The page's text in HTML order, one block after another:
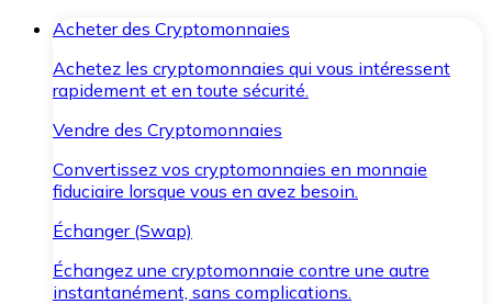
Acheter des Cryptomonnaies
Achetez les cryptomonnaies qui vous intéressent
rapidement et en toute sécurité.
Vendre des Cryptomonnaies
Convertissez vos cryptomonnaies en monnaie
fiduciaire lorsque vous en avez besoin.
Échanger (Swap)
Échangez une cryptomonnaie contre une autre
instantanément, sans complications.